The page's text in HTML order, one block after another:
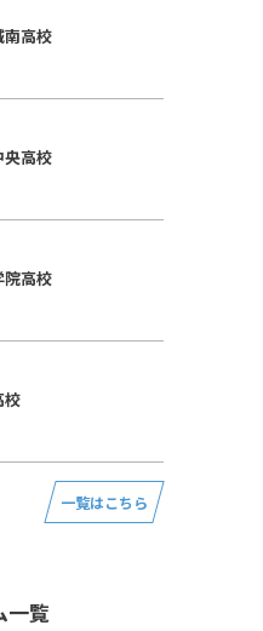
南高校
央高校
院高校
校
一覧はこちら
一覧